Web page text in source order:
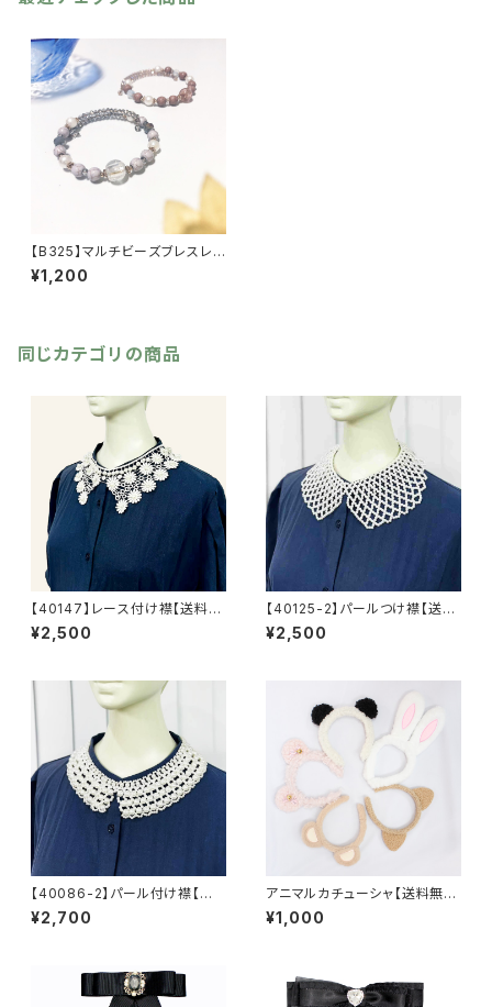
【B325】マルチビーズブレスレッ
ト【送料無料】
¥1,200
同じカテゴリの商品
【40147】レース付け襟【送料無
料】ナチュラル系 ガーリー つ
け襟 レース襟 襟ネックレ
¥2,500
【40125-2】パールつけ襟【送料
無料】パール襟 付け襟 パー
ルネックレス ネックレス オケ
¥2,500
【40086-2】パール付け襟【送
料無料】フォーマル デイリー使
い エレガント ナチュラル パ
¥2,700
アニマルカチューシャ【送料無
料】イベント ハロウィン クリ
スマス パーティー 誕生日な
¥1,000